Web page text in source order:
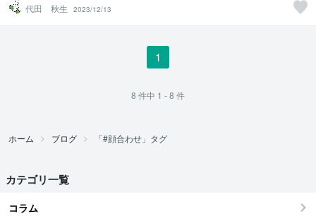
代田 秋生
2023/12/13
1
8 件中 1 - 8 件
ホーム ブログ 「#顔合わせ」タグ
カテゴリ一覧
コラム